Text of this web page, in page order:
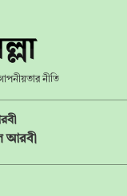
নীতি
আরবী